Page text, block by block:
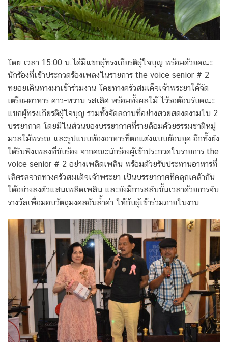
โดย เวลา 15:00 น.ได้มีแขกผู้ทรงเกียรติผู้ใจบุญ พร้อมด้วยคณะ
นักร้องที่เข้าประกวดร้องเพลงในรายการ the voice senior # 2
ทยอยเดินทางมาเข้าร่วมงาน โดยทางครัวสมเด็จเจ้าพระยาได้จัด
เตรียมอาหาร คาว-หวาน รสเลิศ พร้อมทั้งผลไม้ ไว้รอต้อนรับคณะ
แขกผู้ทรงเกียรติผู้ใจบุญ รวมทั้งจัดสถานที่อย่างสวยสดงดงามใน 2
บรรยากาศ โดยมีในส่วนของบรรยากาศที่รายล้อมด้วยธรรมชาติหมู่
มวลไม้พรรณ และรูปแบบห้องอาหารที่ตกแต่งแบบย้อนยุค อีกทั้งยัง
ได้รับฟังเพลงที่ขับร้อง จากคณะนักร้องผู้เข้าประกวดในรายการ the
voice senior # 2 อย่างเพลิดเพลิน พร้อมด้วยรับประทานอาหารที่
เลิศรสจากทางครัวสมเด็จเจ้าพระยา เป็นบรรยากาศทีคลุกเคล้ากัน
ได้อย่างลงตัวแสนเพลิดเพลิน และยังมีการสลับขั้นเวลาด้วยการจับ
รางวัลเพื่อมอบวัตถุมงคลอันล้ำค่า ให้กับผู้เข้าร่วมภายในงาน